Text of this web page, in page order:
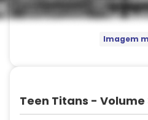
Imagem
Teen Titans - Volume